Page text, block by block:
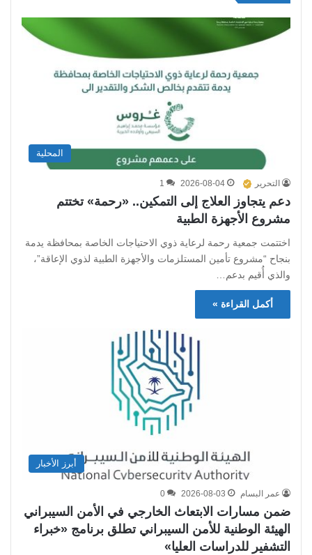
المحلية
التحرير 2026-08-04
1
دعم يتجاوز العلاج إلى التمكين.. «رحمة» تختتم
مشروع الأجهزة الطبية
اختتمت جمعية رحمة لرعاية ذوي الاحتياجات الخاصة بمحافظة يدمة
بنجاح “مشروع تأمين المستلزمات والأجهزة الطبية لذوي الإعاقة”،
والذي أُقيم بدعم…
أكمل القراءة »
أبرز الأخبار
عمر البسام 2026-08-03
0
ضمن مسارات الابتعاث الخارجي في الأمن السيبراني
الهيئة الوطنية للأمن السيبراني تطلق برنامج «خبراء
التشفير للدراسات العليا»